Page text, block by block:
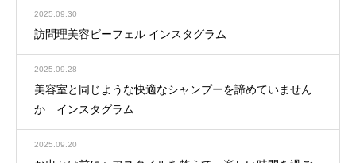
2025.09.30
訪問理美容ビーフェル インスタグラム
2025.09.28
美容室と同じような快適なシャンプーを諦めていません
か インスタグラム
2025.09.20